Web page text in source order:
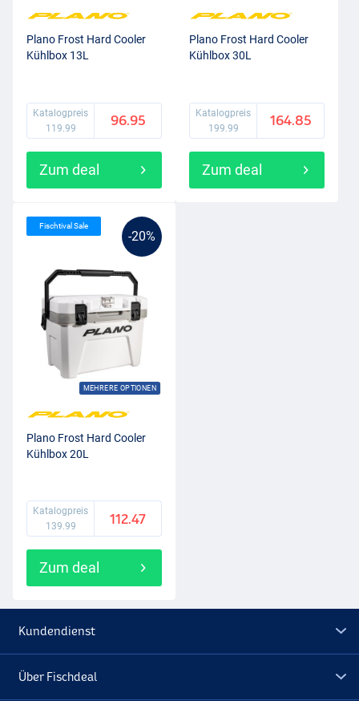
Plano Frost Hard Cooler
Kühlbox 13L
Katalogpreis
119.99
96.95
Zum deal
Plano Frost Hard Cooler
Kühlbox 30L
Katalogpreis
199.99
164.85
Zum deal
-20%
MEHRERE OPTIONEN
Fischtival Sale
Plano Frost Hard Cooler
Kühlbox 20L
Katalogpreis
139.99
112.47
Zum deal
Kundendienst
Über Fischdeal